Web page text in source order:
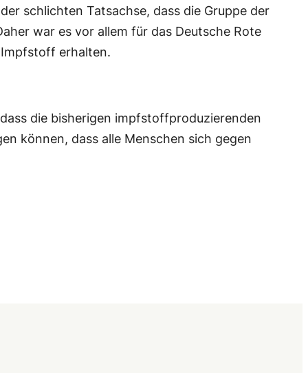
schlichten Tatsachse, dass die Gruppe der
war es vor allem für das Deutsche Rote
erhalten.
die bisherigen impfstoffproduzierenden
können, dass alle Menschen sich gegen